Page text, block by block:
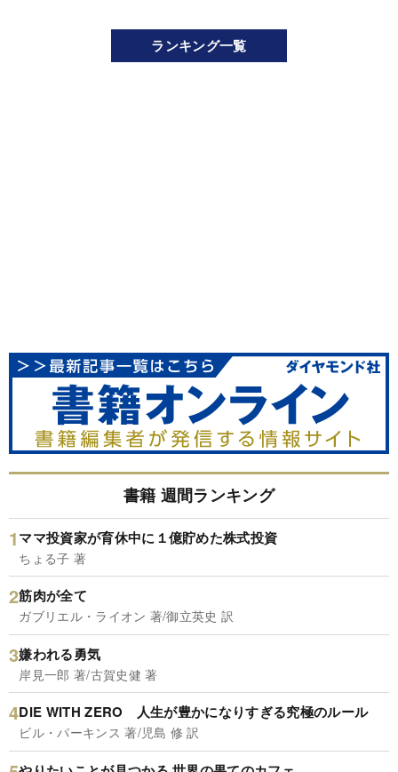
ランキング一覧
書籍 週間ランキング
ママ投資家が育休中に１億貯めた株式投資
ちょる子 著
筋肉が全て
ガブリエル・ライオン 著/御立英史 訳
嫌われる勇気
岸見一郎 著/古賀史健 著
DIE WITH ZERO 人生が豊かになりすぎる究極のルール
ビル・パーキンス 著/児島 修 訳